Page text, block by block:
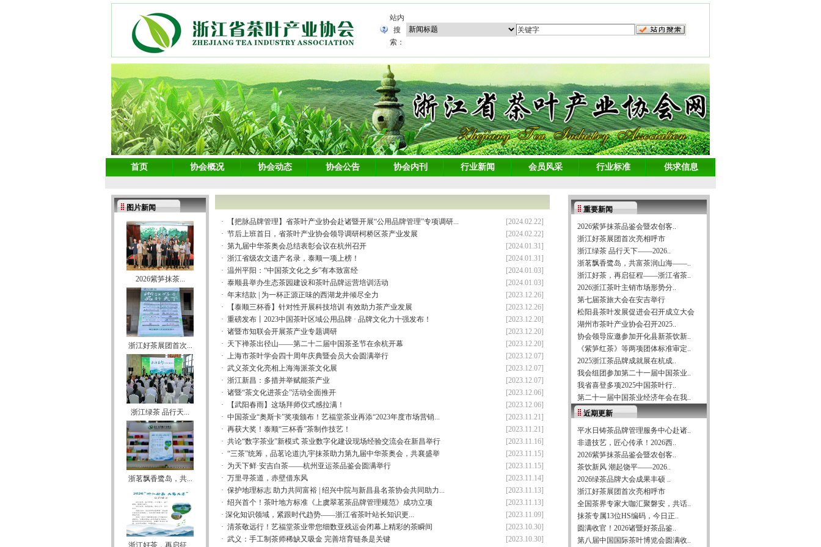
站内
搜
索：
首页 协会概况 协会动态 协会公告 协会内刊 行业新闻 会员风采 行业标准 供求信息
图片新闻
2026紫笋抹茶...
浙江好茶展团首次...
浙江绿茶 品行天...
浙茗飘香鹭岛，共...
浙江好茶，再启征...
· 【把脉品牌管理】省茶叶产业协会赴诸暨开展“公用品牌管理”专项调研...
[2024.02.22]
· 节后上班首日，省茶叶产业协会领导调研柯桥区茶产业发展
[2024.02.22]
· 第九届中华茶奥会总结表彰会议在杭州召开
[2024.01.31]
· 浙江省级农文遗产名录，泰顺一项上榜！
[2024.01.31]
· 温州平阳：“中国茶文化之乡”有本致富经
[2024.01.03]
· 泰顺县举办生态茶园建设和茶叶品牌运营培训活动
[2024.01.03]
· 年末结款 | 为一杯正源正味的西湖龙井倾尽全力
[2023.12.26]
·
【泰顺三杯香】针对性开展科技培训 有效助力茶产业发展
[2023.12.26]
· 重磅发布丨2023中国茶叶区域公用品牌 · 品牌文化力十强发布！
[2023.12.20]
· 诸暨市知联会开展茶产业专题调研
[2023.12.20]
· 天下禅茶出径山——第二十二届中国茶圣节在余杭开幕
[2023.12.20]
· 上海市茶叶学会四十周年庆典暨会员大会圆满举行
[2023.12.07]
· 武义茶文化亮相上海海派茶文化展
[2023.12.07]
· 浙江新昌：多措并举赋能茶产业
[2023.12.07]
· 诸暨“茶文化进茶企”活动全面推开
[2023.12.06]
·
【武阳春雨】这场拜师仪式感拉满！
[2023.12.06]
· 中国茶业“奥斯卡”奖项颁布！艺福堂茶业再添“2023年度市场营销...
[2023.11.21]
· 再获大奖！泰顺“三杯香”茶制作技艺！
[2023.11.21]
· 共论“数字茶业”新模式 茶业数字化建设现场经验交流会在新昌举行
[2023.11.16]
· “三茶”统筹，品茗论道|九宇抹茶助力第九届中华茶奥会，共襄盛举
[2023.11.15]
· 为天下鲜·安吉白茶——杭州亚运茶品鉴会圆满举行
[2023.11.15]
· 万里寻茶道，赤壁借东风
[2023.11.14]
· 保护地理标志 助力共同富裕 | 绍兴中院与新昌县名茶协会共同助力...
[2023.11.13]
· 绍兴首个！茶叶地方标准《上虞翠茗茶品牌管理规范》成功立项
[2023.11.13]
· ​深化知识领域，紧跟时代趋势——浙江省茶叶站长知识更...
[2023.11.09]
· 清茶敬远行！艺福堂茶业带您细数亚残运会闭幕上精彩的茶瞬间
[2023.10.30]
· 武义：手工制茶师稀缺又吸金 完善培育链条是关键 [2023.10.30]
重要新闻
2026紫笋抹茶品鉴会暨农创客..
浙江好茶展团首次亮相呼市
浙江绿茶 品行天下——2026..
浙茗飘香鹭岛，共富茶润山海——..
浙江好茶，再启征程——浙江省茶..
2026浙江茶叶主销市场形势分..
第七届茶旅大会在安吉举行
松阳县茶叶发展促进会召开成立大会
湖州市茶叶产业协会召开2025..
协会领导应邀参加开化县新茶饮新..
《紫笋红茶》等两项团体标准审定..
2025浙江茶品牌成就展在杭成..
我会组团参加第二十一届中国茶业..
我省喜登多项2025中国茶叶行..
第二十一届中国茶业经济年会在我..
近期更新
平水日铸茶品牌管理服务中心赴诸..
非遗技艺，匠心传承！2026西..
2026紫笋抹茶品鉴会暨农创客..
茶饮新风 潮起饶平——2026..
2026绿茶品牌大会成果丰硕 ..
浙江好茶展团首次亮相呼市
全国茶界专家大咖汇聚磐安，共话..
抹茶专属13位HS编码，今日正..
圆满收官！2026诸暨好茶品鉴..
第八届中国国际茶叶博览会圆满收..